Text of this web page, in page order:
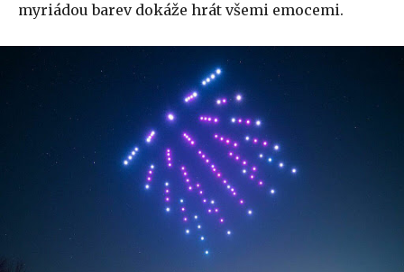
myriádou barev dokáže hrát všemi emocemi.